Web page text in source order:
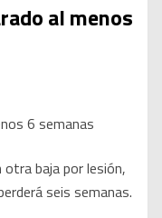
al menos
baja por lesión,
seis semanas.